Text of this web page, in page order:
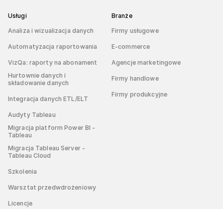
Usługi
Analiza i wizualizacja danych
Automatyzacja raportowania
VizQa: raporty na abonament
Hurtownie danych i
składowanie danych
Integracja danych ETL/ELT
Audyty Tableau
Migracja platform Power BI -
Tableau
Migracja Tableau Server -
Tableau Cloud
Szkolenia
Warsztat przedwdrożeniowy
Licencje
Branże
Firmy usługowe
E-commerce
Agencje marketingowe
Firmy handlowe
Firmy produkcyjne